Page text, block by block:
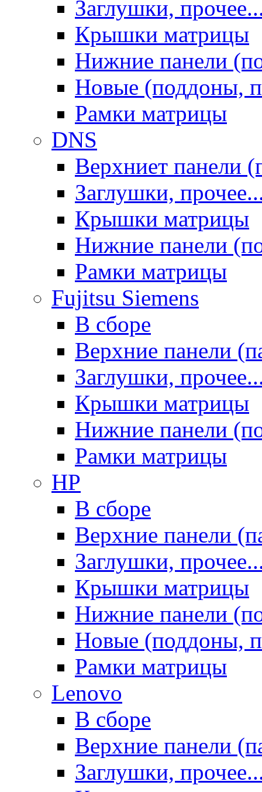
Заглушки,
Крышки матрицы
Нижние панели
Новые (поддоны,
Рамки матрицы
DNS
Верхниет панели
Заглушки,
Крышки матрицы
Нижние панели
Рамки матрицы
Fujitsu Siemens
В сборе
Верхние панели
Заглушки,
Крышки матрицы
Нижние панели
Рамки матрицы
HP
В сборе
Верхние панели
Заглушки,
Крышки матрицы
Нижние панели
Новые (поддоны,
Рамки матрицы
Lenovo
В сборе
Верхние панели
Заглушки,